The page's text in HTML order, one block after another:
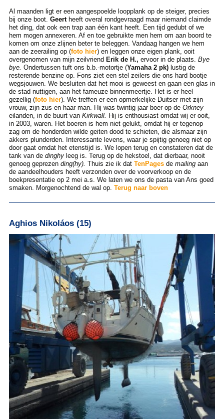
Al maanden ligt er een aangespoelde loopplank op de steiger, precies
bij onze boot. Geertheeft overal rondgevraagd maar niemand claimde
het ding, dat ook een trap aan één kant heeft. Een tijd gedubt of we
hem mogen annexeren. Af en toe gebruikte men hem om aan boord te
komen om onze zlijnen beter te beleggen. Vandaag hangen we hem
aan de zeerailing op (foto hier) en leggen onze eigen plank, ooit
overgenomen van mijn zeilvriend Erik de H., ervoor in de plaats. Bye
bye. Ondertussen tuft ons b.b.-motortje (Yamaha 2 pk)lustig de
resterende benzine op. Fons ziet een stel zeilers die ons hard bootje
wegsjouwen. We besluiten dat het mooi is geweest en gaan een glas in
de stad nuttigen, aan het fameuze binnenmeertje. Het is er heel
gezellig (foto hier). We treffen er een opmerkelijke Duitser met zijn
vrouw, zijn zus en haar man. Hij was twintig jaar boer op de Orkney
eilanden, in de buurt van Kirkwall. Hij is enthousiast omdat wij er ooit,
in 2003, waren. Het boeren is hem niet gelukt, omdat hij er tegenop
zag om de honderden wilde geiten dood te schieten, die alsmaar zijn
akkers plunderden. Interessante levens, waar je spijtig genoeg niet op
door gaat omdat het etenstijd is. We lopen terug en constateren dat de
tank van de dinghyleeg is. Terug op de hekstoel, dat dierbaar, nooit
genoeg geprezen ding(hy). Thuis zie ik dat TenPagesde mailingaan
de aandeelhouders heeft verzonden over de voorverkoop en de
boekpresentatie op 2 mei a.s. We laten we ons de pasta van Ans goed
smaken. Morgenochtend de wal op. Terug naar boven
Aghios Nikoláos (15)